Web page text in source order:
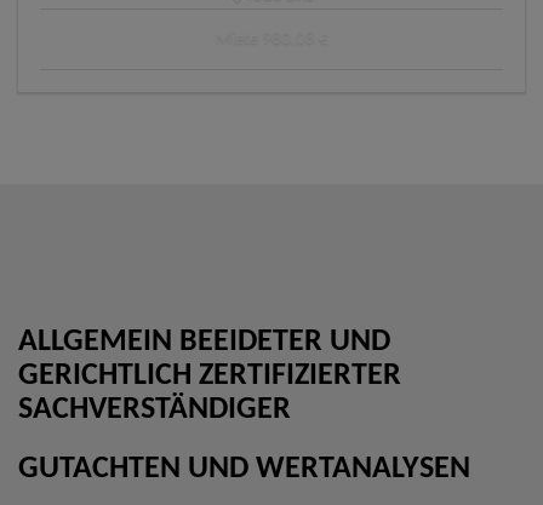
ALLGEMEIN BEEIDETER UND
GERICHTLICH ZERTIFIZIERTER
SACHVERSTÄNDIGER
GUTACHTEN UND WERTANALYSEN